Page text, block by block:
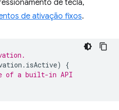
de tecla,
de ativação fixos.
. isActive)
{
of a built-in API